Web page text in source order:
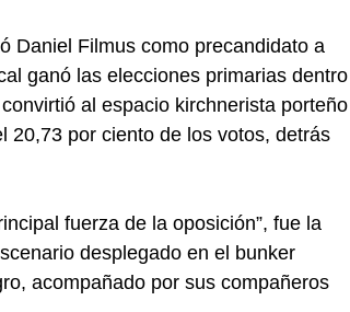
Daniel Filmus como precandidato a
ganó las elecciones primarias dentro
al espacio kirchnerista porteño
20,73 por ciento de los votos, detrás
fuerza de la oposición”, fue la
desplegado en el bunker
acompañado por sus compañeros